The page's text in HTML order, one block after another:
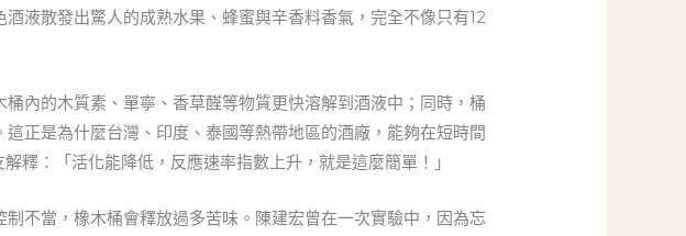
液散發出驚人的成熟水果、蜂蜜與辛香料香氣，完全不像只有12
內的木質素、單寧、香草醛等物質更快溶解到酒液中；同時，桶
正是為什麼台灣、印度、泰國等熱帶地區的酒廠，能夠在短時間
：「活化能降低，反應速率指數上升，就是這麼簡單！」
不當，橡木桶會釋放過多苦味。陳建宏曾在一次實驗中，因為忘